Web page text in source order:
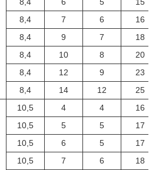
8,4 7 6
16
8,4 9 7
18
8,4 10 8
20
8,4 12 9
23
8,4 14 12
25
10,5 4 4
16
10,5 5 5
17
10,5 6 5
17
10,5 7 6
18